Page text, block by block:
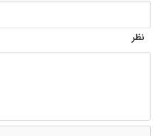
نظر